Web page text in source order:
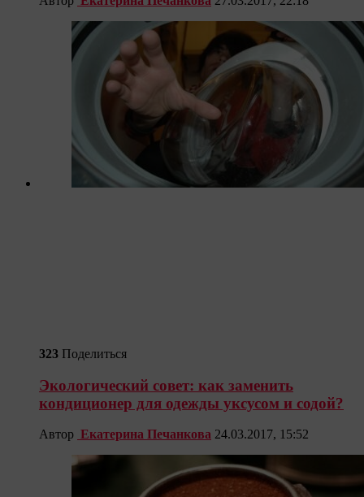
323 Поделиться
Экологический совет: как заменить
кондиционер для одежды уксусом и содой?
Автор Екатерина Печанкова 24.03.2017, 15:52